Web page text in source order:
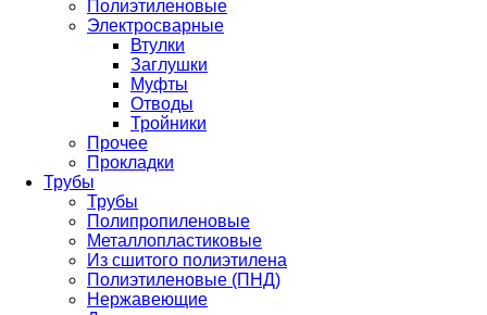
Полиэтиленовые
Электросварные
Втулки
Заглушки
Муфты
Отводы
Тройники
Прочее
Прокладки
Трубы
Трубы
Полипропиленовые
Металлопластиковые
Из сшитого полиэтилена
Полиэтиленовые (ПНД)
Нержавеющие